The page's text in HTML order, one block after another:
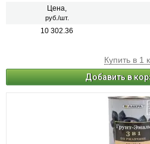
Цена,
руб./шт.
10 302.36
Купить в 1
Добавить в